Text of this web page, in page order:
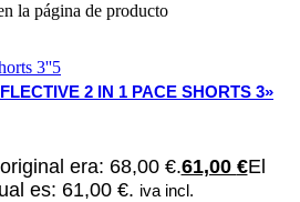
la página de producto
2 IN 1 PACE SHORTS 3»
era: 68,00 €.61,00 €El
es: 61,00 €. iva incl.